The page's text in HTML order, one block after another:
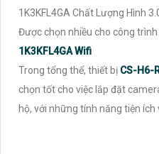
1K3KFL4GA Chất Lượng Hình
Được chọn nhiều cho công trình
1K3KFL4GA Wifi
Trong tổng thể, thiết bị CS-H6-
chọn tốt cho việc lắp đặt
hộ, với những tính năng tiện ích